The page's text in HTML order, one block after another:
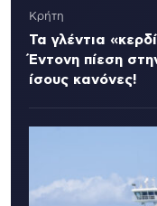
Κρήτη
Τα γλέντια
Έντονη πίεση
ίσους κανόνες!